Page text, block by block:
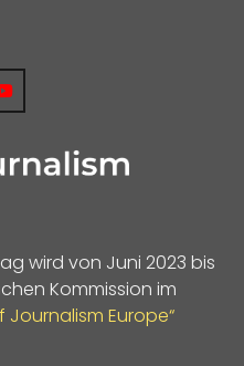
wird von Juni 2023 bis
Kommission im
Journalism Europe“